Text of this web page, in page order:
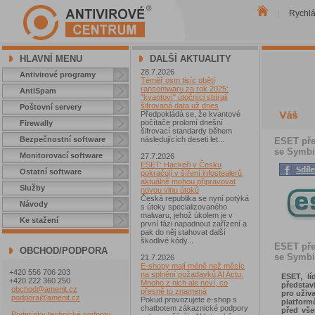
HLAVNÍ MENU
Antivirové programy
AntiSpam
Poštovní servery
Firewally
Bezpečnostní software
Monitorovací software
Ostatní software
Služby
Návody
Ke stažení
OBCHOD/PODPORA
+420 556 706 203
+420 222 360 250
obchod@amenit.cz
podpora@amenit.cz
DALŠÍ AKTUALITY
28.7.2026
Téměř osm tisíc obětí
ransomwaru za rok 2025:
"kvantoví" útočníci sbírají
šifrovaná data už dnes
Předpokládá se, že kvantové
počítače prolomí dnešní
šifrovací standardy během
následujících deseti let...
27.7.2026
ESET: Hackeři v Česku
pokračují v šíření infostealerů,
aktuálně mohou připravovat
novou vlnu útoků
Česká republika se nyní potýká
s útoky specializovaného
malwaru, jehož úkolem je v
první fázi napadnout zařízení a
pak do něj stahovat další
škodlivé kódy...
21.7.2026
E-shopy mají méně než měsíc
na splnění požadavků AI Actu.
Mnoho z nich ale neví, co
přesně to znamená
Pokud provozujete e-shop s
chatbotem zákaznické podpory
ESET
se
ESET
se
ESET,
pro
před